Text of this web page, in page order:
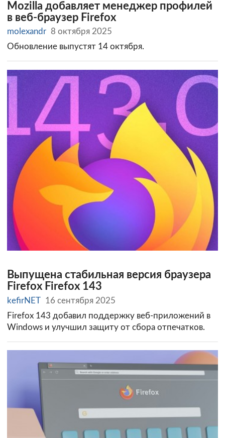
Mozilla добавляет менеджер профилей
в веб-браузер Firefox
molexandr 8 октября 2025
Обновление выпустят 14 октября.
Выпущена стабильная версия браузера
Firefox Firefox 143
kefirNET 16 сентября 2025
Firefox 143 добавил поддержку веб-приложений в
Windows и улучшил защиту от сбора отпечатков.